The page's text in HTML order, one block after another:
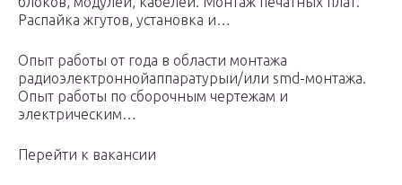
Распайка жгутов, установка и…
Опыт работы от года в области монтажа
радиоэлектроннойаппаратурыи/или smd-монтажа.
Опыт работы по сборочным чертежам и
электрическим…
Перейти к вакансии